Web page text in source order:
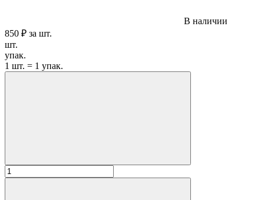
В наличии
850 ₽ за шт.
шт.
упак.
1 шт. = 1 упак.